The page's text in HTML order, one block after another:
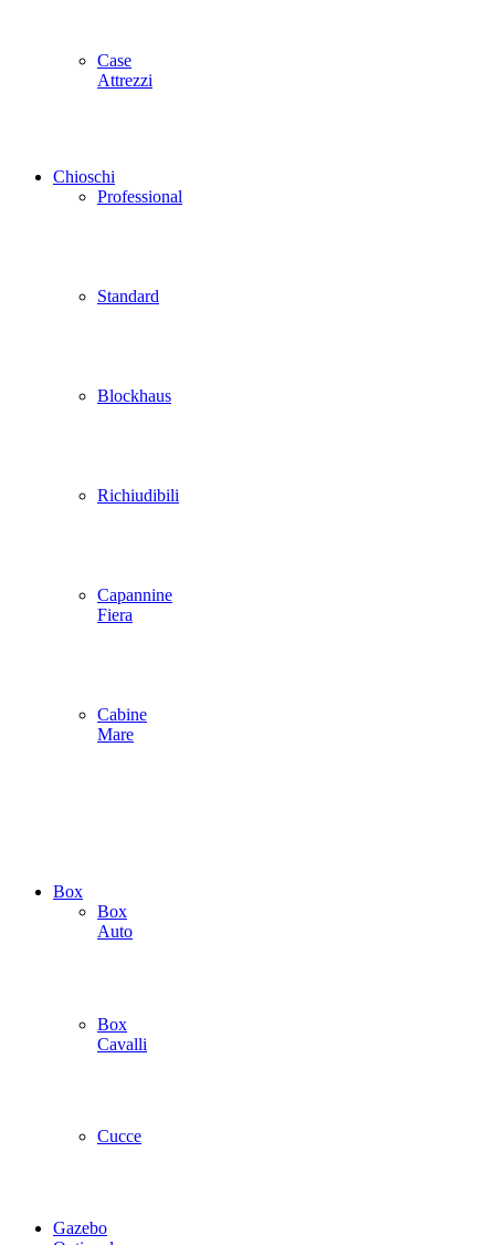
Case
Attrezzi
Chioschi
Professional
Standard
Blockhaus
Richiudibili
Capannine
Fiera
Cabine
Mare
Box
Box
Auto
Box
Cavalli
Cucce
Gazebo